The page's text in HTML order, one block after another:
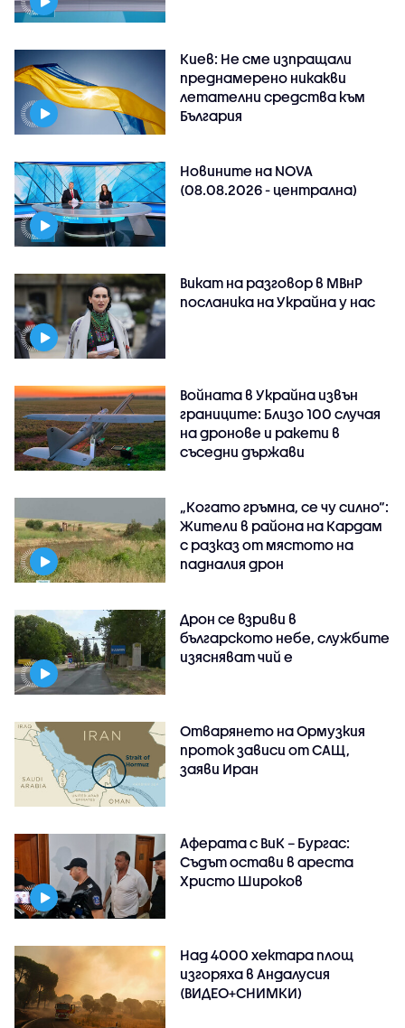
Киев: Не сме изпращали
преднамерено никакви
летателни средства към
България
Новините на NOVA
(08.08.2026 - централна)
Викат на разговор в МВнР
посланика на Украйна у нас
Войната в Украйна извън
границите: Близо 100 случая
на дронове и ракети в
съседни държави
„Когато гръмна, се чу силно“:
Жители в района на Кардам
с разказ от мястото на
падналия дрон
Дрон се взриви в
българското небе, службите
изясняват чий е
Отварянето на Ормузкия
проток зависи от САЩ,
заяви Иран
Аферата с ВиК – Бургас:
Съдът остави в ареста
Христо Широков
Над 4000 хектара площ
изгоряха в Андалусия
(ВИДЕО+СНИМКИ)